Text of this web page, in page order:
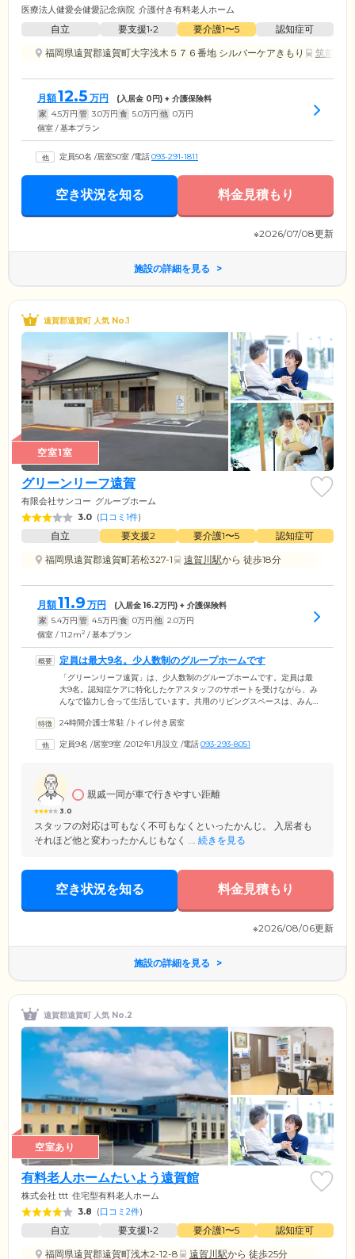
医療法人健愛会健愛記念病院 介護付き有料老人ホーム
自立 要支援1•2 要介護1〜5
認知症可
福岡県遠賀郡遠賀町大字浅木５７６番地 シルバーケアきもり
筑前垣
月額12.5 万円 (入居金 0円) + 介護保険料
家 4.5万円 管 3.0万円 食 5.0万円 他 0万円
個室 / 基本プラン
定員50名 /居室50室 /電話093-291-1811
空き状況を知る 料金見積もり
※2026/07/08更新
施設の詳細を見る
遠賀郡遠賀町 人気 No.1
空室1室
グリーンリーフ遠賀
有限会社サンコー グループホーム
3.0 (口コミ1件)
自立 要支援2 要介護1〜5
認知症可
福岡県遠賀郡遠賀町若松327-1
遠賀川駅から 徒歩18分
月額11.9 万円 (入居金16.2万円) + 介護保険料
家 5.4万円 管 4.5万円 食 0万円 他 2.0万円
個室 / 11.2m2 / 基本プラン
定員は最大9名。少人数制のグループホームです
「グリーンリーフ遠賀」は、少人数制のグループホームです。定員は最
大9名。認知症ケアに特化したケアスタッフのサポートを受けながら、み
んなで協力し合って生活しています。共用のリビングスペースは、みん
た明るい空間。家庭的なくつろぎとあたたかさのなか、心穏やかにお過
置しているため、常時スタッフの目が届きやすいことも、ご安心いただ
24時間介護士常駐 /トイレ付き居室
定員9名 /居室9室 /2012年1月設立 /電話093-293-8051
3.0
親戚一同が車で行きやすい距離
スタッフの対応は可もなく不可もなくといったかんじ。 入居者も
それほど他と変わったかんじもなく ... 続きを見る
空き状況を知る 料金見積もり
※2026/08/06更新
施設の詳細を見る
遠賀郡遠賀町 人気 No.2
空室あり
有料老人ホームたいよう遠賀館
株式会社 ttt 住宅型有料老人ホーム
3.8 (口コミ2件)
自立 要支援1•2 要介護1〜5
認知症可
福岡県遠賀郡遠賀町浅木2-12-8
遠賀川駅から 徒歩25分